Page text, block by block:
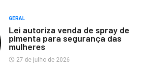
GERAL
Lei autoriza venda de spray de
pimenta para segurança das
mulheres
27 de julho de 2026